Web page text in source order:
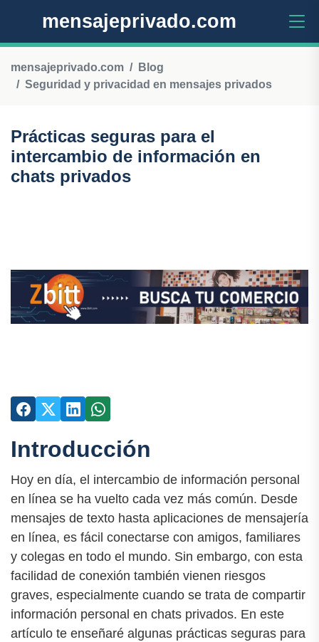
mensajeprivado.com
mensajeprivado.com
Blog
Seguridad y privacidad en mensajes privados
Prácticas seguras para el
intercambio de información en
chats privados
Introducción
Hoy en día, el intercambio de información personal
en línea se ha vuelto cada vez más común. Desde
mensajes de texto hasta aplicaciones de mensajería
en línea, es fácil conectarse con amigos, familiares
y colegas en todo el mundo. Sin embargo, con esta
facilidad de conexión también vienen riesgos
graves, especialmente cuando se trata de compartir
información personal en chats privados. En este
artículo te enseñaré algunas prácticas seguras para